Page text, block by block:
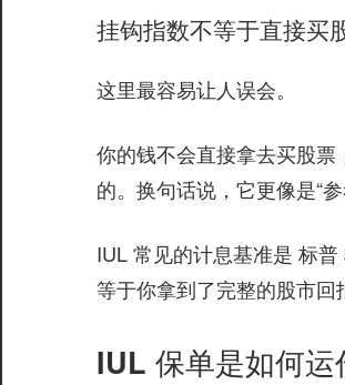
挂钩指数不等于直接买
这里最容易让人误会。
你的钱不会直接拿去买股票
的。换句话说，它更像是“
IUL 常见的计息基准是 标普
等于你拿到了完整的股市回
IUL 保单是如何运